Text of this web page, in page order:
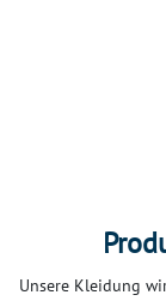
Unsere Kleidung